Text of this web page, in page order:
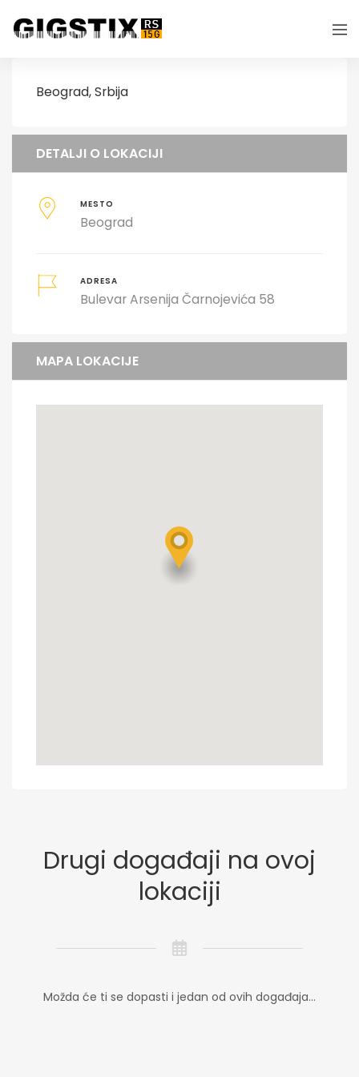
Beograd, Srbija
DETALJI O LOKACIJI
MESTO
Beograd
ADRESA
Bulevar Arsenija Čarnojevića 58
MAPA LOKACIJE
Drugi događaji na ovoj
lokaciji
Možda će ti se dopasti i jedan od ovih događaja...